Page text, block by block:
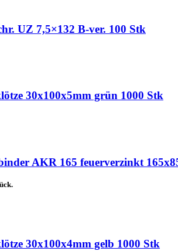
UZ 7,5×132 B-ver. 100 Stk
30x100x5mm grün 1000 Stk
AKR 165 feuerverzinkt
30x100x4mm gelb 1000 Stk